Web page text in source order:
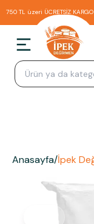
750 TL üzeri ÜCRETSİZ KARGO
Anasayfa/İpek